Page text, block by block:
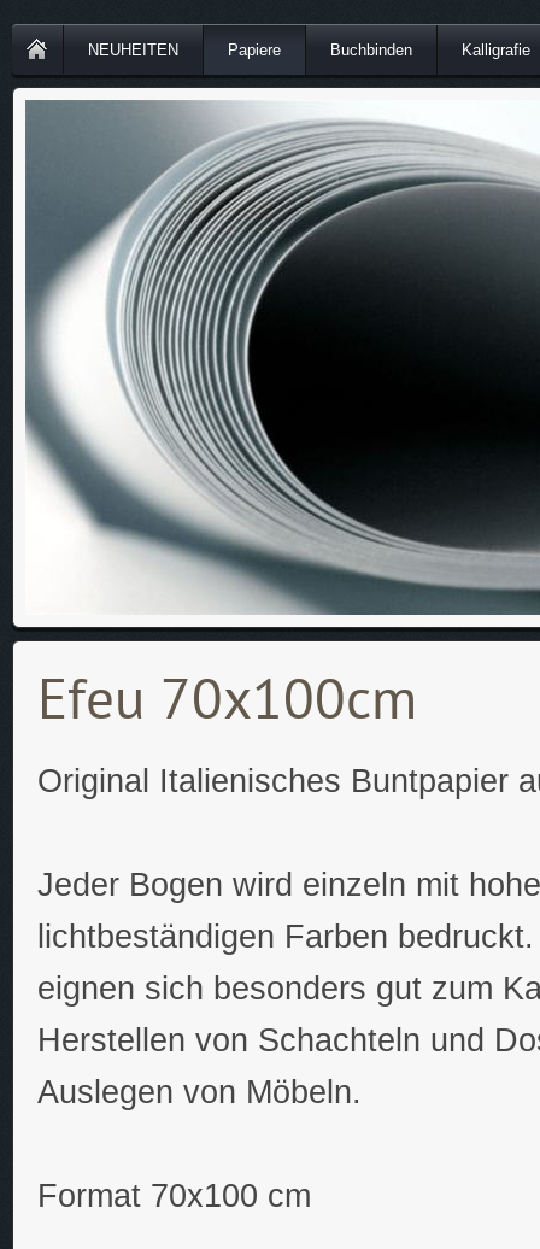
NEUHEITEN Papiere Buchbinden Kalligrafie
Efeu 70x100cm
Original Italienisches Buntpapier
Jeder Bogen wird einzeln mit
lichtbeständigen Farben
eignen sich besonders gut zum
Herstellen von Schachteln und
Auslegen von Möbeln.
Format 70x100 cm